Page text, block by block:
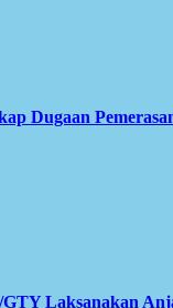
Dugaan
Laksanakan